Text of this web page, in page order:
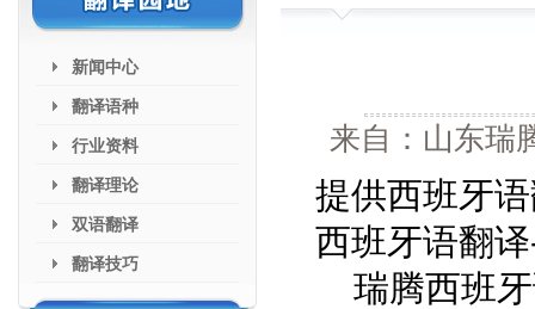
新闻中心
翻译语种
行业资料
翻译理论
双语翻译
翻译技巧
来自：山东
提供西班牙
西班牙语翻
瑞腾西班牙